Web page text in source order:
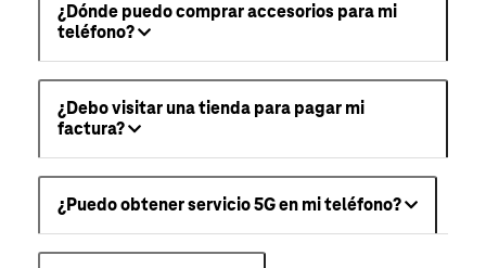
¿Dónde puedo comprar accesorios para mi
teléfono?
¿Debo visitar una tienda para pagar mi
factura?
¿Puedo obtener servicio 5G en mi teléfono?